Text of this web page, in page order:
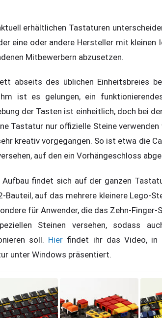
erhältlichen Tastaturen
eine oder andere Hersteller mit kleinen
Mitbewerbern abzusetzen.
abseits des üblichen Einheitsbreies
ist es gelungen, ein
der Tasten ist einheitlich, doch bei
Tastatur nur offizielle Steine
kreativ vorgegangen. So ist etwa die
auf den ein Vorhängeschloss
Aufbau findet sich auf der ganzen
Bauteil, auf das mehrere kleinere Lego-
für Anwender, die das Zehn-
Steinen versehen, sodass
soll. Hier findet ihr das Video, in
unter Windows präsentiert.